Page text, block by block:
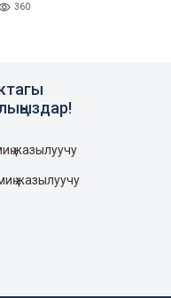
360
жазылуучу
жазылуучу